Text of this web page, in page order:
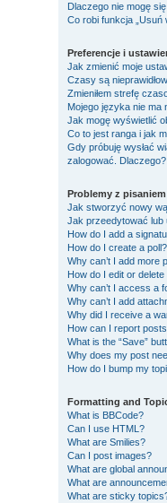
Dlaczego nie mogę
Co robi funkcja
Preferencje i
Jak zmienić moje
Czasy są
Zmieniłem strefę
Mojego języka nie ma
Jak mogę wyświetlić
Co to jest ranga i jak
Gdy próbuję wysłać
zalogować. Dlaczego?
Problemy z pisaniem
Jak stworzyć nowy
Jak przeedytować lub
How do I add a
How do I create a poll?
Why can’t I add more
How do I edit or delete
Why can’t I access a
Why can’t I add
Why did I receive a
How can I report
What is the “Save”
Why does my post
How do I bump my
Formatting and
What is BBCode?
Can I use HTML?
What are Smilies?
Can I post images?
What are global
What are
What are sticky